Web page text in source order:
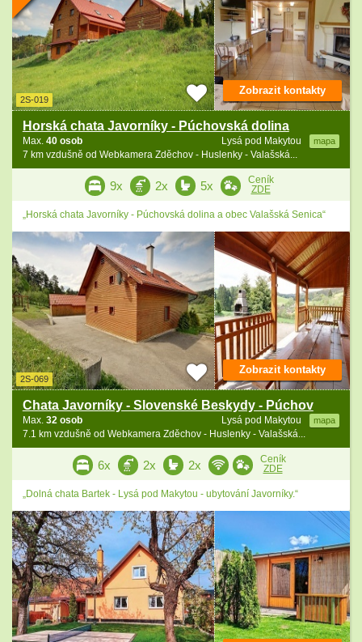
2S-019
Horská chata Javorníky - Púchovská dolina
Lysá pod Makytou mapa
Max. 40 osob
7 km vzdušně od Webkamera Zděchov - Huslenky - Valašská...
Zobrazit kontakty
9x 2x 5x
Ceník
ZDE
„Horská chata Javorníky - Púchovská dolina a obec Valašská Senica“
2S-069
Chata Javorníky - Slovenské Beskydy - Púchov
Lysá pod Makytou mapa
Max. 32 osob
7.1 km vzdušně od Webkamera Zděchov - Huslenky - Valašská...
Zobrazit kontakty
6x 2x 2x
Ceník
ZDE
„Dolná chata Bartek - Lysá pod Makytou - ubytování Javorníky.“